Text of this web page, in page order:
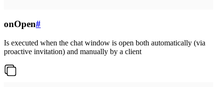
onOpen#
Is executed when the chat window is open both automatically (via
proactive invitation) and manually by a client